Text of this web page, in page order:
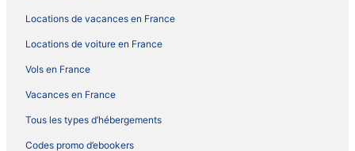
Locations de vacances en France
Locations de voiture en France
Vols en France
Vacances en France
Tous les types d’hébergements
Codes promo d’ebookers